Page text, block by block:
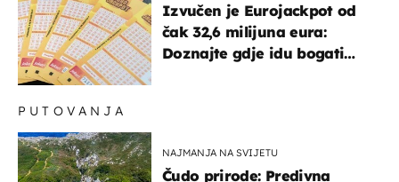
Izvučen je Eurojackpot od
čak 32,6 milijuna eura:
Doznajte gdje idu bogati
PUTOVANJA
NAJMANJA NA SVIJETU
Čudo prirode: Predivna